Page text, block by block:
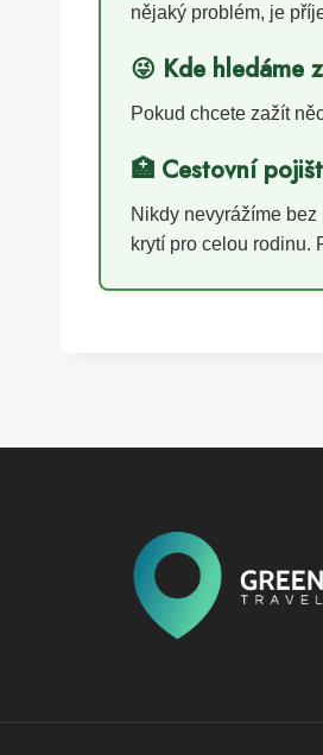
nějaký problém, je
😜 Kde hledáme
Pokud chcete zažít
🏥 Cestovní
Nikdy nevyrážíme
krytí pro celou rodinu.